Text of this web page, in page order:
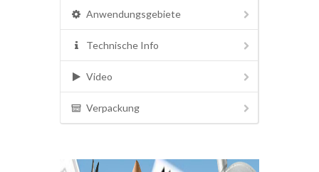
Anwendungsgebiete
Technische Info
Video
Verpackung